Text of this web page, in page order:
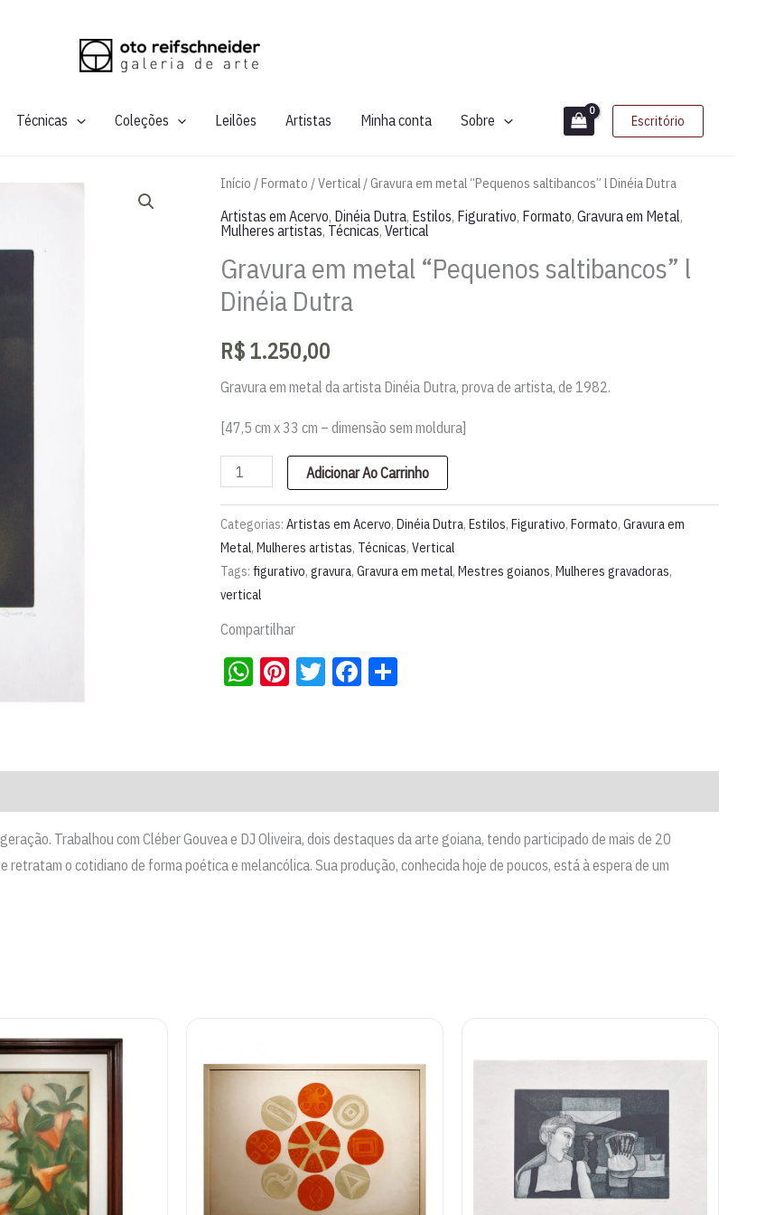
Técnicas Coleções Leilões Artistas Minha conta Sobre Escritório
Início /Formato /Vertical / Gravura em metal “Pequenos saltibancos” l Dinéia Dutra
Artistas em Acervo, Dinéia Dutra, Estilos, Figurativo, Formato, Gravura em Metal,
Mulheres artistas, Técnicas, Vertical
Gravura em metal “Pequenos saltibancos” l
Dinéia Dutra
R$1.250,00
Gravura em metal da artista Dinéia Dutra, prova de artista, de 1982.
[47,5 cm x 33 cm – dimensão sem moldura]
Gravura
metal
"Pequenos
saltibancos"
l
Dinéia
quantidade
Adicionar Ao Carrinho
Categorias: Artistas em Acervo, Dinéia Dutra, Estilos, Figurativo, Formato, Gravura em
Metal, Mulheres artistas, Técnicas, Vertical
Tags: figurativo, gravura, Gravura em metal, Mestres goianos, Mulheres gravadoras,
vertical
Compartilhar
WhatsApp
Pinterest
TwitterFacebook
Trabalhou com Cléber Gouvea e DJ Oliveira, dois destaques da arte goiana, tendo participado de mais de 20
o cotidiano de forma poética e melancólica. Sua produção, conhecida hoje de poucos, está à espera de um